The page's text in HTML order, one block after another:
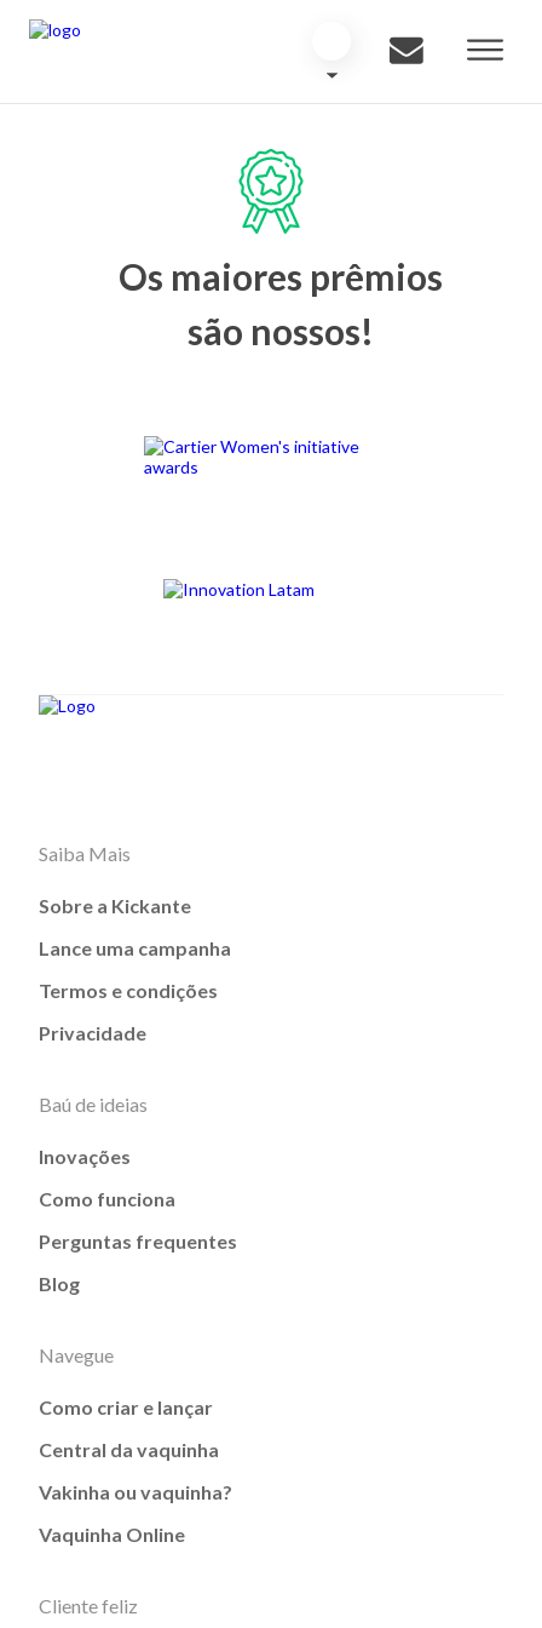
Os maiores prêmios
são nossos!
Saiba Mais
Sobre a Kickante
Lance uma campanha
Termos e condições
Privacidade
Baú de ideias
Inovações
Como funciona
Perguntas frequentes
Blog
Navegue
Como criar e lançar
Central da vaquinha
Vakinha ou vaquinha?
Vaquinha Online
Cliente feliz